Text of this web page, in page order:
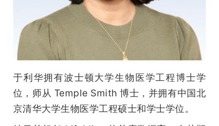
于利华拥有波士顿大学生物医学工程博士学
位，师从 Temple Smith 博士，并拥有中国北
京清华大学生物医学工程硕士和学士学位。